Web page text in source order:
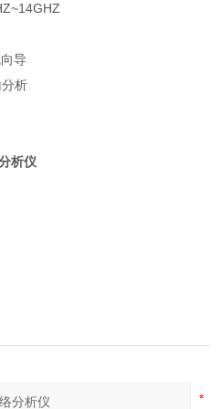
导
析
析仪